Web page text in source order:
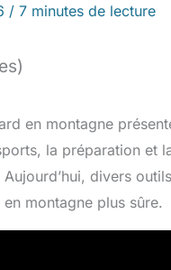
/ 7 minutes de lecture
en montagne
la préparation et
divers
montagne plus sûre.